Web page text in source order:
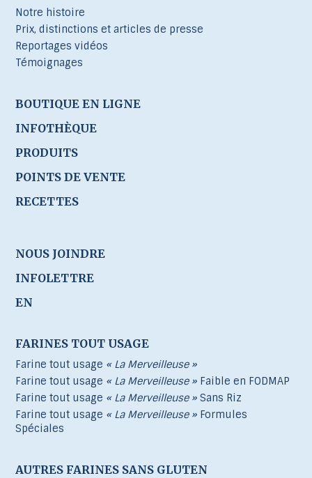
Notre histoire
Prix, distinctions et articles de presse
Reportages vidéos
Témoignages
BOUTIQUE EN LIGNE
INFOTHÈQUE
PRODUITS
POINTS DE VENTE
RECETTES
NOUS JOINDRE
INFOLETTRE
EN
FARINES TOUT USAGE
Farine tout usage « La Merveilleuse »
Farine tout usage « La Merveilleuse » Faible en FODMAP
Farine tout usage « La Merveilleuse » Sans Riz
Farine tout usage « La Merveilleuse » Formules
Spéciales
AUTRES FARINES SANS GLUTEN